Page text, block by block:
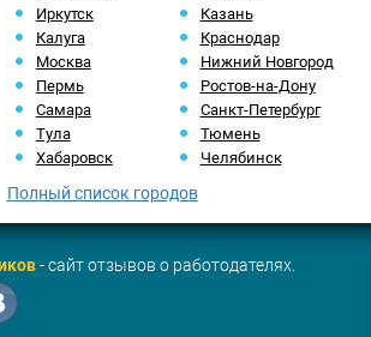
Иркутск
Казань
Калуга
Краснодар
Москва
Нижний Новгород
Пермь
Ростов-на-Дону
Самара
Санкт-Петербург
Тула
Тюмень
Хабаровск Челябинск
Полный список городов
- сайт отзывов о работодателях.